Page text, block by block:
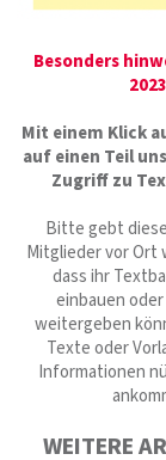
Besonders
Mit einem Klick
auf einen Teil
Zugriff zu
Bitte gebt
Mitglieder vor Ort
dass ihr
einbauen
weitergeben
Texte oder
Informationen
WEITERE